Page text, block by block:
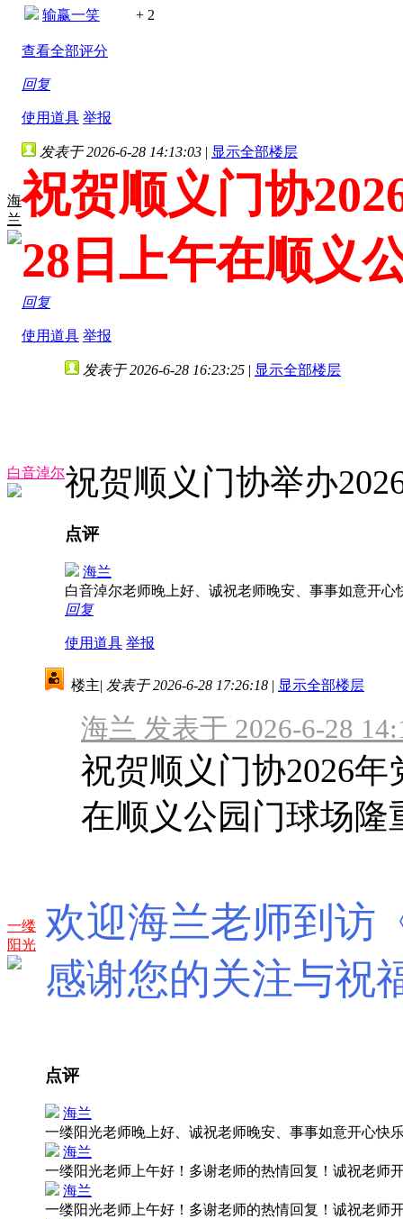
输赢一笑 + 2
查看全部评分
回复
使用道具 举报
海
兰
发表于 2026-6-28 14:13:03 | 显示全部楼层
祝贺顺义门协
28日上午在顺义
回复
使用道具 举报
白音淖尔
发表于 2026-6-28 16:23:25 | 显示全部楼层
祝贺顺义门协举办
点评
海兰
白音淖尔老师晚上好、诚祝老师晚安、事事如意开
回复
使用道具 举报
一缕
阳光
楼主| 发表于 2026-6-28 17:26:18 | 显示全部楼层
海兰 发表于 2026-6-28
祝贺顺义门协2026
在顺义公园门球场隆
欢迎海兰老师到访
感谢您的关注与祝
点评
海兰
一缕阳光老师晚上好、诚祝老师晚安、事事如意开心快
海兰
一缕阳光老师上午好！多谢老师的热情回复！诚祝老师
海兰
一缕阳光老师上午好！多谢老师的热情回复！诚祝老师